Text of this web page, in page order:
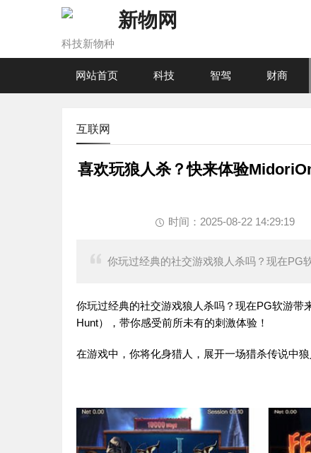
新物网
科技新物种
网站首页 科技 智驾 财商
互联网
喜欢玩狼人杀？快来体验
时间：2025-08-22 14:29:19
你玩过经典的社交游戏狼人杀吗？现在PG
你玩过经典的社交游戏狼人杀吗？现在PG软游
Hunt），带你感受前所未有的刺激体验！
在游戏中，你将化身猎人，展开一场猎杀传说中